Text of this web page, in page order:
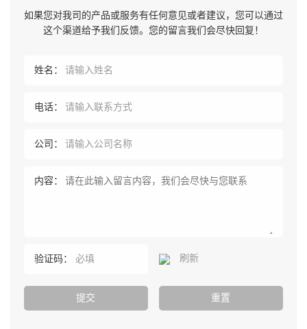
如果您对我司的产品或服务有任何意见或者建议，您可以通过
这个渠道给予我们反馈。您的留言我们会尽快回复！
姓名：
电话：
公司：
内容：
验证码： 刷新